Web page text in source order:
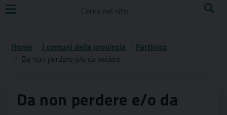
Home I comuni della provincia
Partinico
Da non perdere e/o da vedere
Da non perdere e/o da